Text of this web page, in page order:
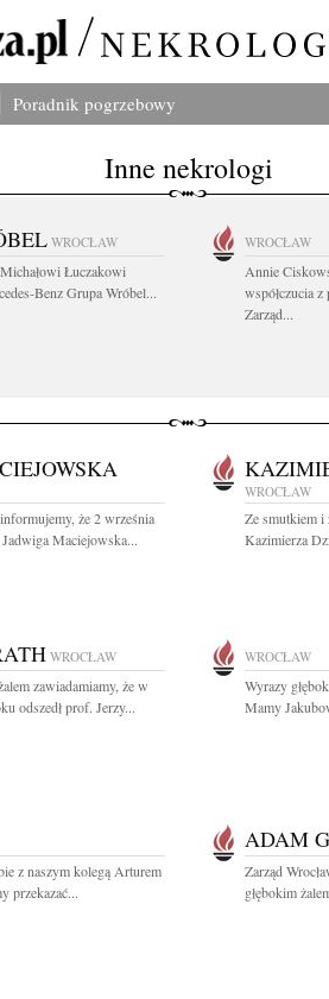
Poradnik pogrzebowy
Inne nekrologi
WROCŁAW
Łuczakowi
Benz Grupa Wróbel...
WROCŁAW
Annie
współczucia
Zarząd...
że 2 września
Maciejowska...
WROCŁAW
Ze smutkiem i
Kazimierza
WROCŁAW
zawiadamiamy, że w
odszedł prof. Jerzy...
WROCŁAW
Wyrazy
Mamy
z naszym kolegą Arturem
przekazać...
ADAM
Zarząd
głębokim